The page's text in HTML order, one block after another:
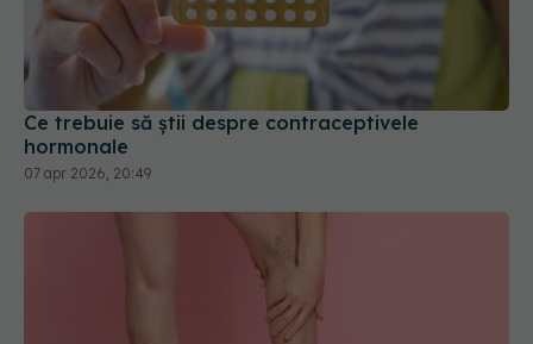
Ce trebuie să știi despre contraceptivele
hormonale
07 apr 2026, 20:49